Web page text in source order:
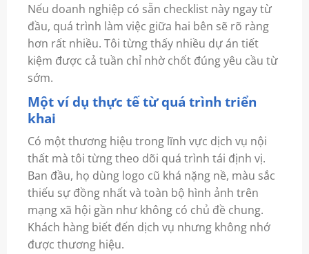
Nếu doanh nghiệp có sẵn checklist này ngay từ
đầu, quá trình làm việc giữa hai bên sẽ rõ ràng
hơn rất nhiều. Tôi từng thấy nhiều dự án tiết
kiệm được cả tuần chỉ nhờ chốt đúng yêu cầu từ
sớm.
Một ví dụ thực tế từ quá trình triển
khai
Có một thương hiệu trong lĩnh vực dịch vụ nội
thất mà tôi từng theo dõi quá trình tái định vị.
Ban đầu, họ dùng logo cũ khá nặng nề, màu sắc
thiếu sự đồng nhất và toàn bộ hình ảnh trên
mạng xã hội gần như không có chủ đề chung.
Khách hàng biết đến dịch vụ nhưng không nhớ
được thương hiệu.